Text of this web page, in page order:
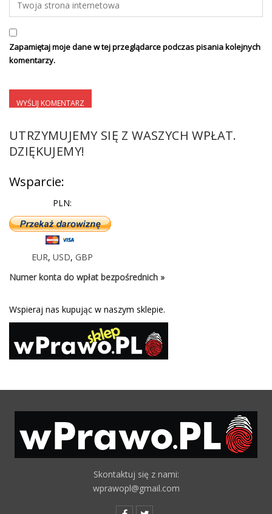
Zapamiętaj moje dane w tej przeglądarce podczas pisania kolejnych
komentarzy.
UTRZYMUJEMY SIĘ Z WASZYCH WPŁAT.
DZIĘKUJEMY!
Wsparcie:
PLN:
EUR, USD, GBP
Numer konta do wpłat bezpośrednich »
Wspieraj nas kupując w naszym sklepie.
Skontaktuj się z nami:
wprawopl@gmail.com